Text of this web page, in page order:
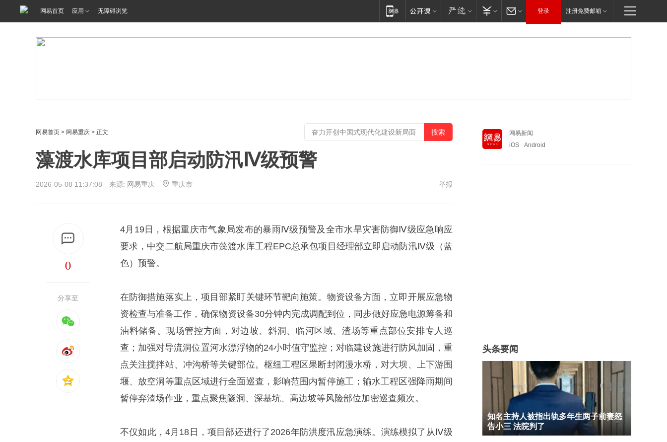
网易首页 应用 无障碍浏览 登录 注册免费邮箱
网易首页 > 网易重庆 > 正文
藻渡水库项目部启动防汛Ⅳ级预警
2026-05-08 11:37:08 来源: 网易重庆 重庆市 举报
0
分享至
4月19日，根据重庆市气象局发布的暴雨Ⅳ级预警及全市水旱灾害防御Ⅳ级应急响应
要求，中交二航局重庆市藻渡水库工程EPC总承包项目经理部立即启动防汛Ⅳ级（蓝
色）预警。
在防御措施落实上，项目部紧盯关键环节靶向施策。物资设备方面，立即开展应急物
资检查与准备工作，确保物资设备30分钟内完成调配到位，同步做好应急电源筹备和
油料储备。现场管控方面，对边坡、斜洞、临河区域、渣场等重点部位安排专人巡
查；加强对导流洞位置河水漂浮物的24小时值守监控；对临建设施进行防风加固，重
点关注搅拌站、冲沟桥等关键部位。枢纽工程区果断封闭漫水桥，对大坝、上下游围
堰、放空洞等重点区域进行全面巡查，影响范围内暂停施工；输水工程区强降雨期间
暂停弃渣场作业，重点聚焦隧洞、深基坑、高边坡等风险部位加密巡查频次。
不仅如此，4月18日，项目部还进行了2026年防洪度汛应急演练。演练模拟了从Ⅳ级
网易新闻
iOS
Android
头条要闻
知名主持人被指出轨多年生两子前妻怒
告小三 法院判了